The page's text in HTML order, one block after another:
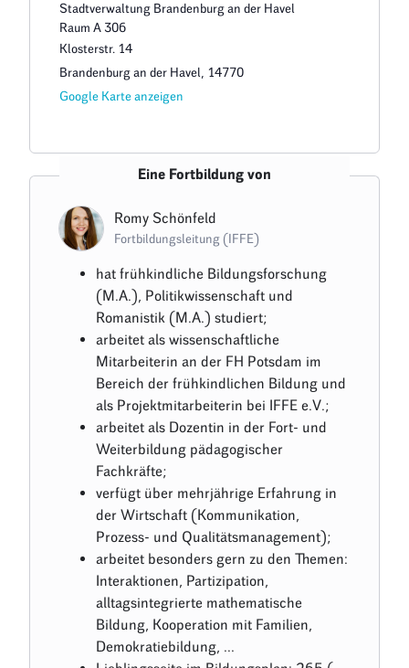
Stadtverwaltung Brandenburg an der Havel
Raum A 306
Klosterstr. 14
Brandenburg an der Havel, 14770
Google Karte anzeigen
Eine Fortbildung von
Romy Schönfeld
Fortbildungsleitung (IFFE)
hat frühkindliche Bildungsforschung
(M.A.), Politikwissenschaft und
Romanistik (M.A.) studiert;
arbeitet als wissenschaftliche
Mitarbeiterin an der FH Potsdam im
Bereich der frühkindlichen Bildung und
als Projektmitarbeiterin bei IFFE e.V.;
arbeitet als Dozentin in der Fort- und
Weiterbildung pädagogischer
Fachkräfte;
verfügt über mehrjährige Erfahrung in
der Wirtschaft (Kommunikation,
Prozess- und Qualitätsmanagement);
arbeitet besonders gern zu den Themen:
Interaktionen, Partizipation,
alltagsintegrierte mathematische
Bildung, Kooperation mit Familien,
Demokratiebildung, ...